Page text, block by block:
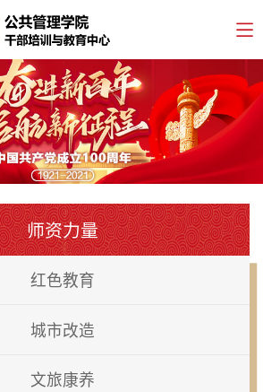
师资力量
红色教育
城市改造
文旅康养